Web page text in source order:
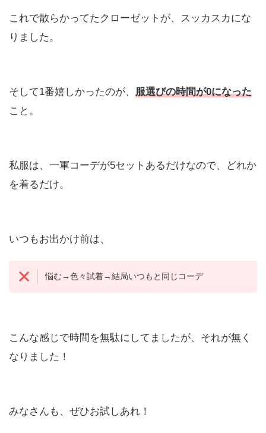
これで散らかってたクローゼットが、スッカスカにな
りました。
そして1番嬉しかったのが、 服選びの時間が0になった
こと。
私服は、一軍コーデが5セットあるだけなので、どれか
を着るだけ。
いつもお出かけ前は、
悩む→色々試着→結局いつもと同じコーデ
こんな感じで時間を無駄にしてましたが、それが無く
なりました！
みなさんも、ぜひお試しあれ！